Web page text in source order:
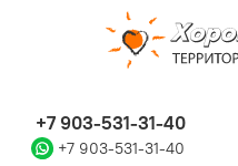
+7 903-531-31-40
+7 903-531-31-40